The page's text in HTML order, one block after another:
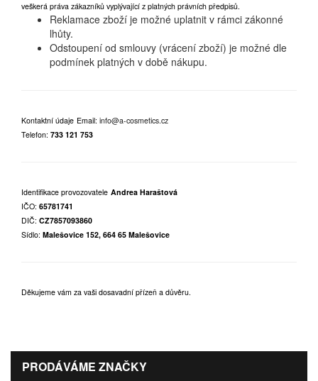
veškerá práva zákazníků vyplývající z platných právních předpisů.
Reklamace zboží je možné uplatnit v rámci zákonné
lhůty.
Odstoupení od smlouvy (vrácení zboží) je možné dle
podmínek platných v době nákupu.
Kontaktní údaje Email: info@a-cosmetics.cz
Telefon: 733 121 753
Identifikace provozovatele Andrea Haraštová
IČO: 65781741
DIČ: CZ7857093860
Sídlo: Malešovice 152, 664 65 Malešovice
Děkujeme vám za vaši dosavadní přízeň a důvěru.
PRODÁVÁME ZNAČKY